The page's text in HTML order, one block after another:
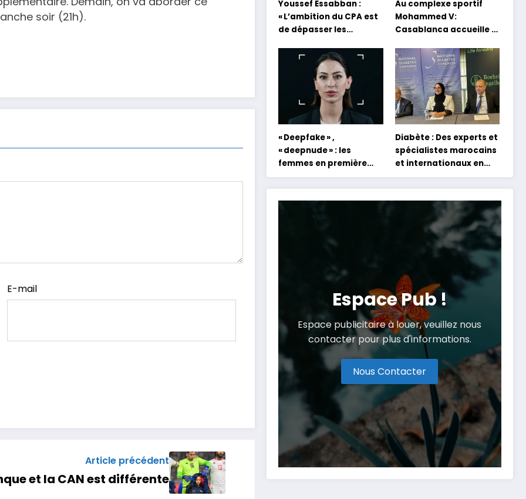
soir (21h).
E-mail
Article précédent
et la CAN est différente
Youssef Essabban :
« L’ambition du CPA est
de dépasser les
et académiques de
formation en
s’appuyant sur le
partage des
expériences »
Au complexe sportif
Mohammed V:
Casablanca accueille la
concert holographique
d’Abdel Halim Hafez
« Deepfake » ,
« deepnude » : les
femmes en première
ligne face aux dangers
de l’intelligence
artificielle
Diabète : Des experts et
spécialistes marocains
et internationaux en
conclave à Tanger
Espace Pub !
Espace publicitaire à louer, veuillez nous
contacter pour plus d'informations.
Nous Contacter